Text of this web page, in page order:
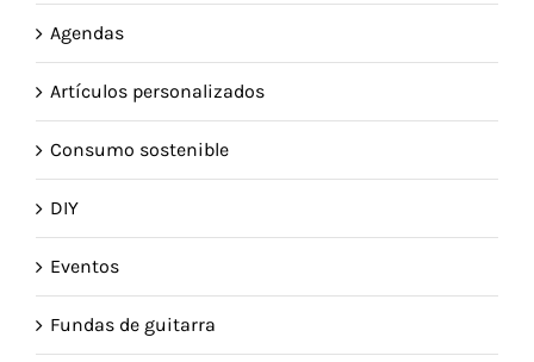
Agendas
Artículos personalizados
Consumo sostenible
DIY
Eventos
Fundas de guitarra